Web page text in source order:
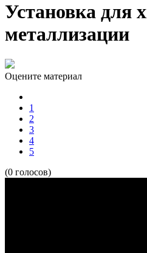
Установка для
металлизации
Оцените материал
1
2
3
4
5
(0 голосов)